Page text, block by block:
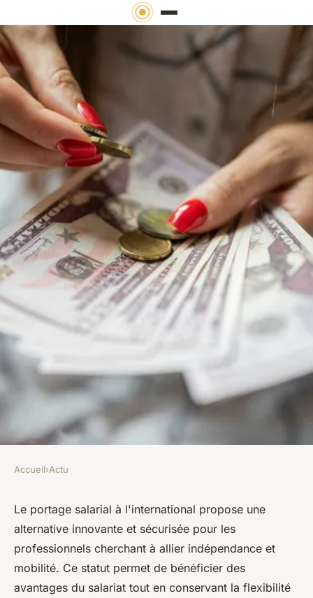
Le portage salarial à
l'international : comment ça
marche et pourquoi c'est
avantageux
Accueil›Actu
Le portage salarial à l'international propose une
alternative innovante et sécurisée pour les
professionnels cherchant à allier indépendance et
mobilité. Ce statut permet de bénéficier des
avantages du salariat tout en conservant la flexibilité